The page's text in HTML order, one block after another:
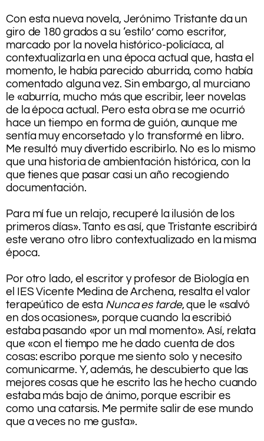
Con esta nueva novela, Jerónimo Tristante da un
giro de 180 grados a su ‘estilo’ como escritor,
marcado por la novela histórico-policíaca, al
contextualizarla en una época actual que, hasta el
momento, le había parecido aburrida, como había
comentado alguna vez. Sin embargo, al murciano
le «aburría, mucho más que escribir, leer novelas
de la época actual. Pero esta obra se me ocurrió
hace un tiempo en forma de guión, aunque me
sentía muy encorsetado y lo transformé en libro.
Me resultó muy divertido escribirlo. No es lo mismo
que una historia de ambientación histórica, con la
que tienes que pasar casi un año recogiendo
documentación.
Para mí fue un relajo, recuperé la ilusión de los
primeros días». Tanto es así, que Tristante escribirá
este verano otro libro contextualizado en la misma
época.
Por otro lado, el escritor y profesor de Biología en
el IES Vicente Medina de Archena, resalta el valor
terapeútico de esta Nunca es tarde, que le «salvó
en dos ocasiones», porque cuando la escribió
estaba pasando «por un mal momento». Así, relata
que «con el tiempo me he dado cuenta de dos
cosas: escribo porque me siento solo y necesito
comunicarme. Y, además, he descubierto que las
mejores cosas que he escrito las he hecho cuando
estaba más bajo de ánimo, porque escribir es
como una catarsis. Me permite salir de ese mundo
que a veces no me gusta».